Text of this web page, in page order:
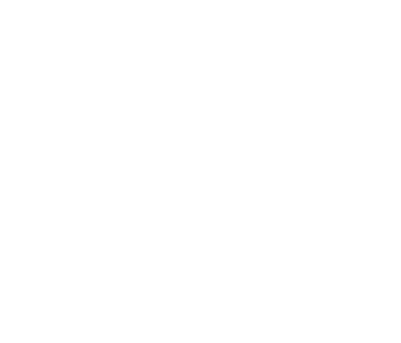
ススメできる語学学校６選
トラリアでUberを１ヶ月した
徴